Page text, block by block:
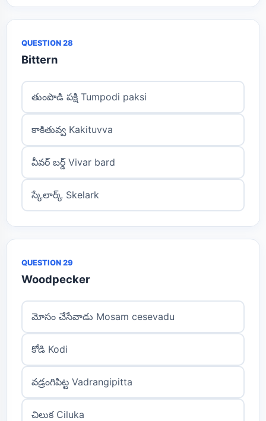
QUESTION 28
Bittern
తుంపొడి పక్షి Tumpodi paksi
కాకితువ్వ Kakituvva
వీవర్ బర్డ్ Vivar bard
స్కేలార్క్ Skelark
QUESTION 29
Woodpecker
మోసం చేసేవాడు Mosam cesevadu
కోడి Kodi
వడ్రంగిపిట్ట Vadrangipitta
చిలుక Ciluka